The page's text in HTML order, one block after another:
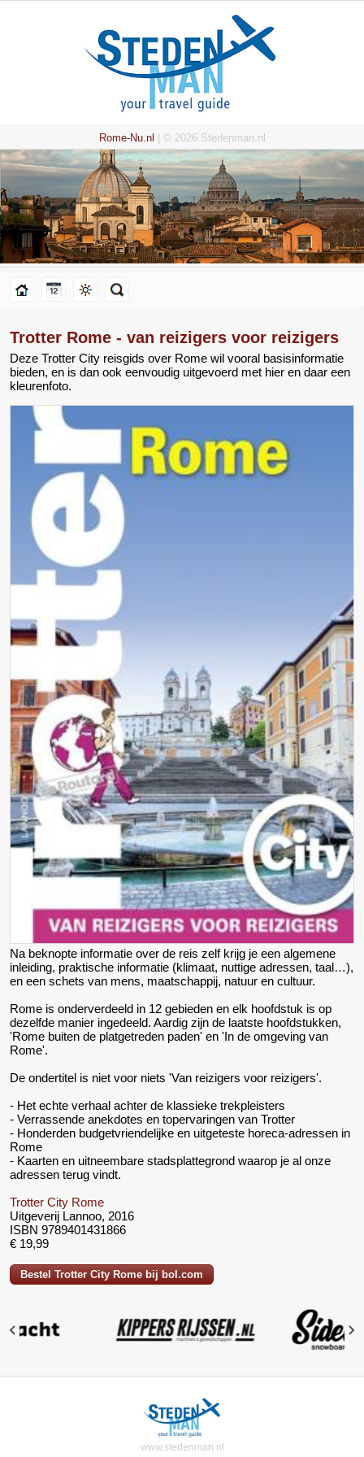
Rome-Nu.nl | © 2026 Stedenman.nl
Trotter Rome - van reizigers voor reizigers
Deze Trotter City reisgids over Rome wil vooral basisinformatie
bieden, en is dan ook eenvoudig uitgevoerd met hier en daar een
kleurenfoto.
Na beknopte informatie over de reis zelf krijg je een algemene
inleiding, praktische informatie (klimaat, nuttige adressen, taal…),
en een schets van mens, maatschappij, natuur en cultuur.
Rome is onderverdeeld in 12 gebieden en elk hoofdstuk is op
dezelfde manier ingedeeld. Aardig zijn de laatste hoofdstukken,
'Rome buiten de platgetreden paden' en 'In de omgeving van
Rome'.
De ondertitel is niet voor niets 'Van reizigers voor reizigers'.
- Het echte verhaal achter de klassieke trekpleisters
- Verrassende anekdotes en topervaringen van Trotter
- Honderden budgetvriendelijke en uitgeteste horeca-adressen in
Rome
- Kaarten en uitneembare stadsplattegrond waarop je al onze
adressen terug vindt.
Trotter City Rome
Uitgeverij Lannoo, 2016
ISBN 9789401431866
€ 19,99
Bestel Trotter City Rome bij bol.com
www.stedenman.nl